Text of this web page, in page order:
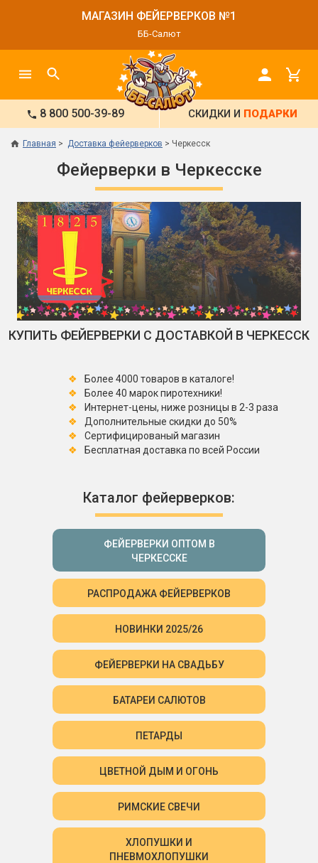
МАГАЗИН ФЕЙЕРВЕРКОВ №1
ББ-Салют
8 800 500-39-89 СКИДКИ И ПОДАРКИ
Главная Доставка фейерверков Черкесск
Фейерверки в Черкесске
КУПИТЬ ФЕЙЕРВЕРКИ С ДОСТАВКОЙ В ЧЕРКЕССК
Более 4000 товаров в каталоге!
Более 40 марок пиротехники!
Интернет-цены, ниже розницы в 2-3 раза
Дополнительные скидки до 50%
Сертифицированый магазин
Бесплатная доставка по всей России
Каталог фейерверков:
ФЕЙЕРВЕРКИ ОПТОМ В
ЧЕРКЕССКЕ
РАСПРОДАЖА ФЕЙЕРВЕРКОВ
НОВИНКИ 2025/26
ФЕЙЕРВЕРКИ НА СВАДЬБУ
БАТАРЕИ САЛЮТОВ
ПЕТАРДЫ
ЦВЕТНОЙ ДЫМ И ОГОНЬ
РИМСКИЕ СВЕЧИ
ХЛОПУШКИ И
ПНЕВМОХЛОПУШКИ